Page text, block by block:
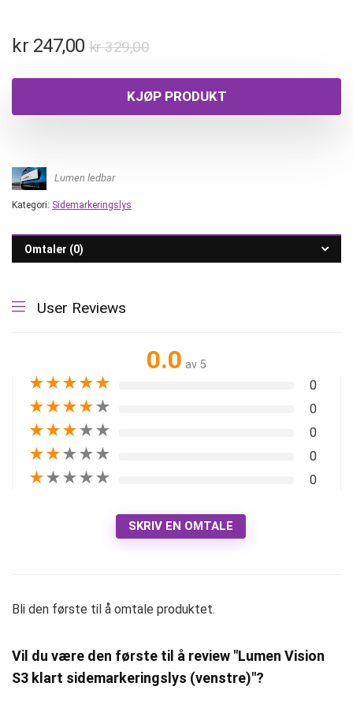
kr329,00
kr 247,00
KJØP PRODUKT
Lumen ledbar
Kategori: Sidemarkeringslys
Omtaler (0)
User Reviews
0.0 av 5
★★★★★ 0
★★★★★ 0
★★★★★ 0
★★★★★ 0
★★★★★ 0
SKRIV EN OMTALE
Bli den første til å omtale produktet.
Vil du være den første til å review "Lumen Vision
S3 klart sidemarkeringslys (venstre)"?